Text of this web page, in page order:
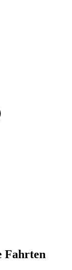
Fahrten